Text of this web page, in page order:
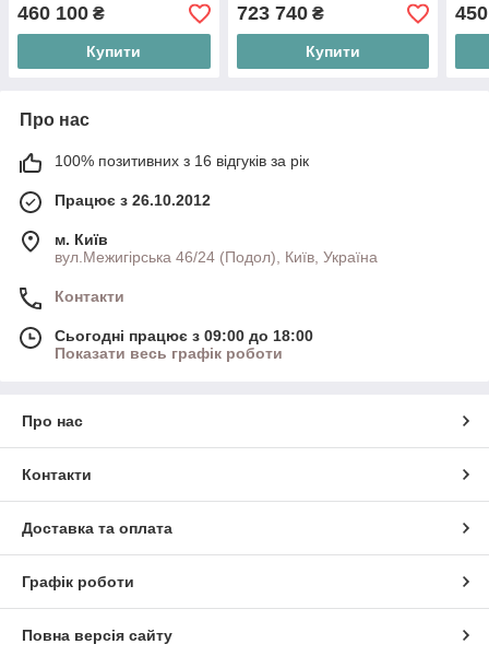
460 100 ₴
Купити
723 740₴
Купити
Про нас
100% позитивних з 16 відгуків за рік
Працює з 26.10.2012
м. Київ
вул.Межигірська 46/24 (Подол), Київ, Україна
Контакти
Сьогодні працює з 09:00 до 18:00
Показати весь графік роботи
Про нас
Контакти
Доставка та оплата
Графік роботи
Повна версія сайту